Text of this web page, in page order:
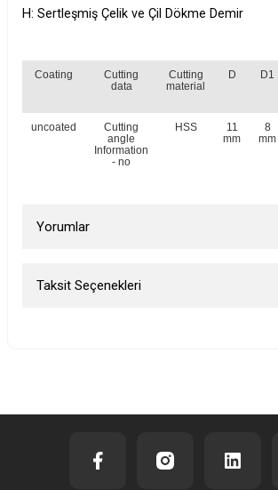
H: Sertleşmiş Çelik ve Çil Dökme Demir
Coating
Cutting
data
Cutting
material
D D1
uncoated
Cutting
angle
Information
- no
HSS
11
mm
8
mm
Yorumlar
Taksit Seçenekleri